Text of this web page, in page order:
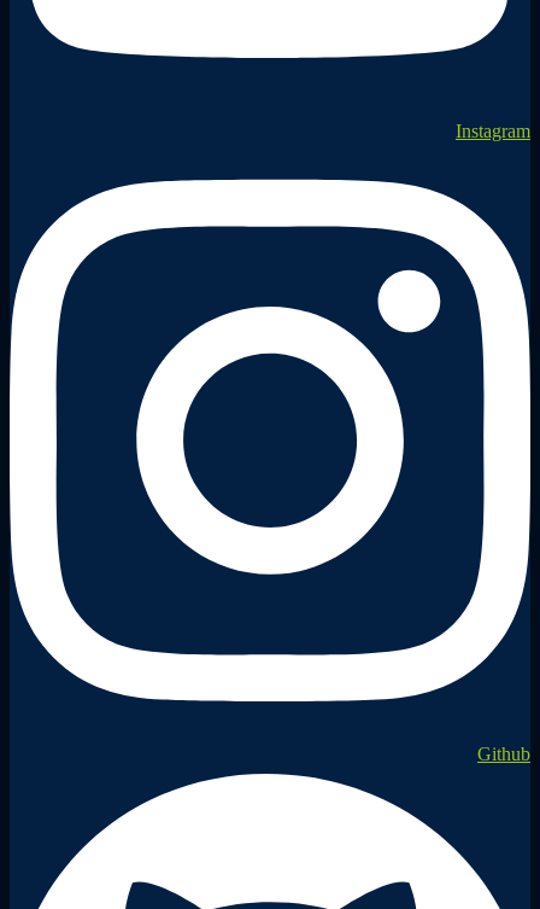
Instagram
Github